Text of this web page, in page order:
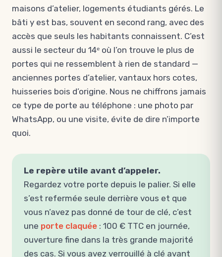
maisons d’atelier, logements étudiants gérés. Le
bâti y est bas, souvent en second rang, avec des
accès que seuls les habitants connaissent. C’est
aussi le secteur du 14ᵉ où l’on trouve le plus de
portes qui ne ressemblent à rien de standard —
anciennes portes d’atelier, vantaux hors cotes,
huisseries bois d’origine. Nous ne chiffrons jamais
ce type de porte au téléphone : une photo par
WhatsApp, ou une visite, évite de dire n’importe
quoi.
Le repère utile avant d’appeler.
Regardez votre porte depuis le palier. Si elle
s’est refermée seule derrière vous et que
vous n’avez pas donné de tour de clé, c’est
une porte claquée : 100 € TTC en journée,
ouverture fine dans la très grande majorité
des cas. Si vous avez verrouillé à clé avant